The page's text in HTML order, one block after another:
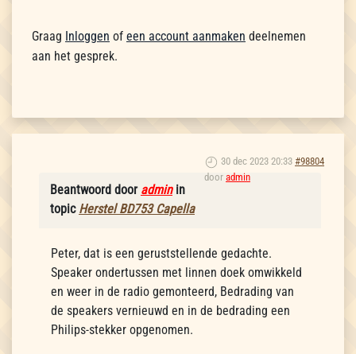
Graag Inloggen of een account aanmaken deelnemen
aan het gesprek.
30 dec 2023 20:33 #98804
door admin
Beantwoord door adminin
topic Herstel BD753 Capella
Peter, dat is een geruststellende gedachte.
Speaker ondertussen met linnen doek omwikkeld
en weer in de radio gemonteerd, Bedrading van
de speakers vernieuwd en in de bedrading een
Philips-stekker opgenomen.